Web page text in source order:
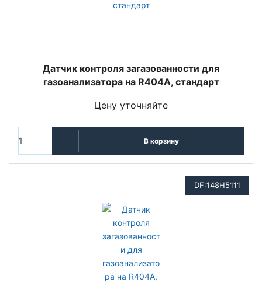
Датчик контроля загазованности для
газоанализатора на R404A, стандарт
Цену уточняйте
В корзину
DF:148H5111